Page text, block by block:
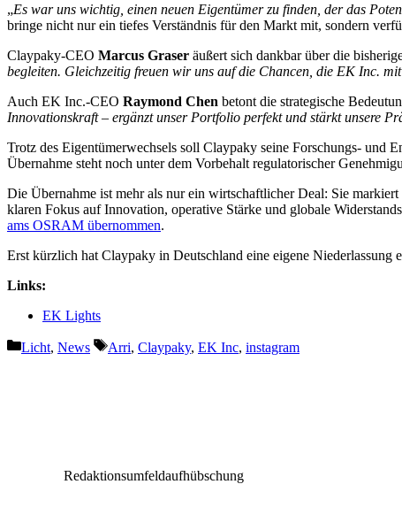
„Es war uns wichtig, einen neuen Eigentümer zu finden, der das
bringe nicht nur ein tiefes Verständnis für den Markt mit, sondern
Claypaky-CEO Marcus Graser äußert sich dankbar über die
begleiten. Gleichzeitig freuen wir uns auf die Chancen, die EK Inc.
Auch EK Inc.-CEO Raymond Chen betont die strategische
Innovationskraft – ergänzt unser Portfolio perfekt und stärkt unsere
Trotz des Eigentümerwechsels soll Claypaky seine Forschungs- und
Übernahme steht noch unter dem Vorbehalt regulatorischer
Die Übernahme ist mehr als nur ein wirtschaftlicher Deal: Sie
klaren Fokus auf Innovation, operative Stärke und globale
ams OSRAM übernommen.
Erst kürzlich hat Claypaky in Deutschland eine eigene Niederlassung
Links:
EK Lights
Kategorien
Licht, News Schlagwörter
Arri, Claypaky, EK Inc, instagram
Redaktionsumfeldaufhübschung